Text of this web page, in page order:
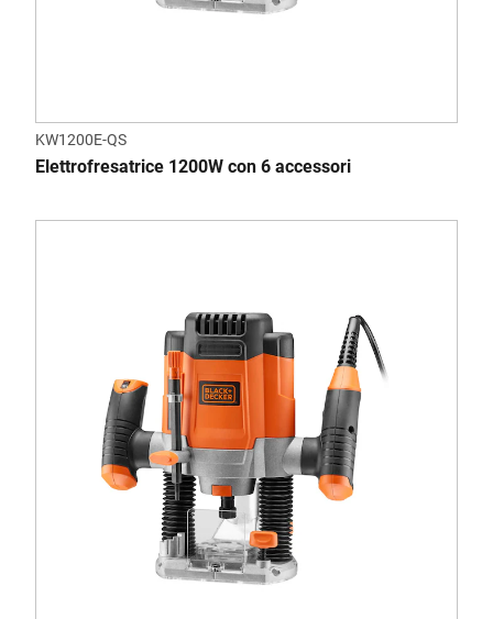
KW1200E-QS
Elettrofresatrice 1200W con 6 accessori